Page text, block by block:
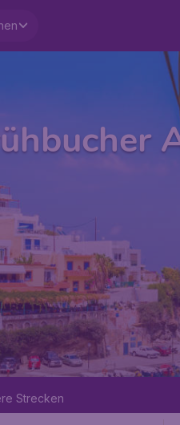
Strecken